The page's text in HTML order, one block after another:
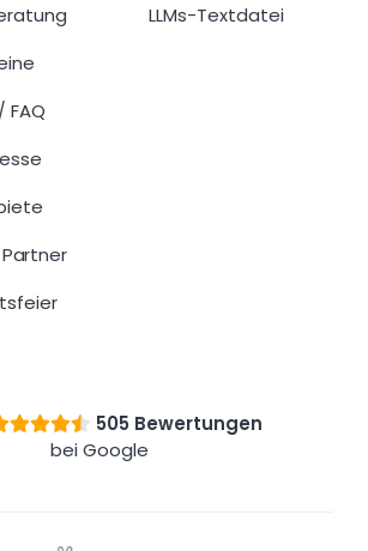
/ FAQ
LLMs-Textdatei
505 Bewertungen
bei Google